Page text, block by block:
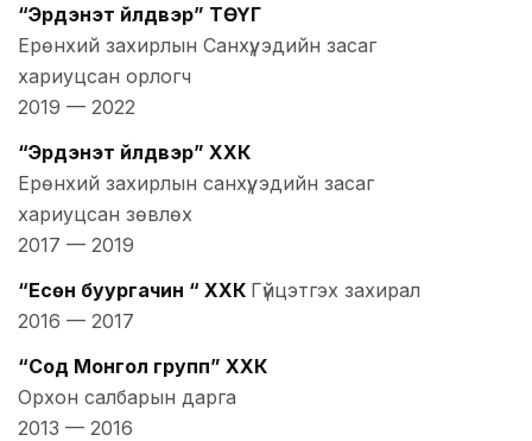
“Эрдэнэт үйлдвэр” ТӨҮГ
Ерөнхий захирлын Санхүү, эдийн засаг
хариуцсан орлогч
2019 — 2022
“Эрдэнэт үйлдвэр” ХХК
Ерөнхий захирлын санхүү, эдийн засаг
хариуцсан зөвлөх
2017 — 2019
“Есөн буургачин “ ХХК Гүйцэтгэх захирал
2016 — 2017
“Сод Монгол групп” ХХК
Орхон салбарын дарга
2013 — 2016